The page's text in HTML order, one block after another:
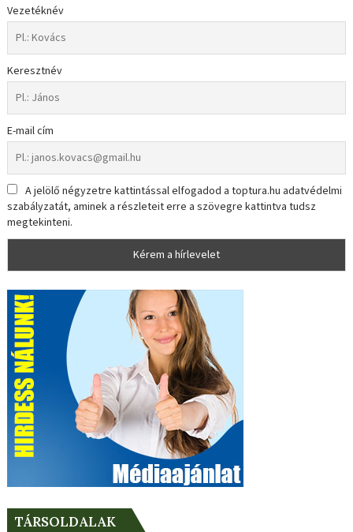
Vezetéknév
Keresztnév
E-mail cím
A jelölő négyzetre kattintással elfogadod a toptura.hu adatvédelmi
szabályzatát, aminek a részleteit erre a szövegre kattintva tudsz
megtekinteni.
TÁRSOLDALAK